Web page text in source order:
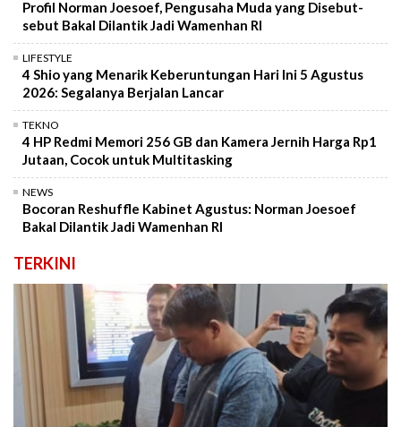
Profil Norman Joesoef, Pengusaha Muda yang Disebut-
sebut Bakal Dilantik Jadi Wamenhan RI
LIFESTYLE
4 Shio yang Menarik Keberuntungan Hari Ini 5 Agustus
2026: Segalanya Berjalan Lancar
TEKNO
4 HP Redmi Memori 256 GB dan Kamera Jernih Harga Rp1
Jutaan, Cocok untuk Multitasking
NEWS
Bocoran Reshuffle Kabinet Agustus: Norman Joesoef
Bakal Dilantik Jadi Wamenhan RI
TERKINI